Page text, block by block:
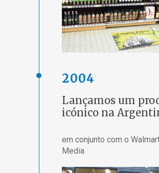
2004
Lançamos um
icónico na
em conjunto com o
Media